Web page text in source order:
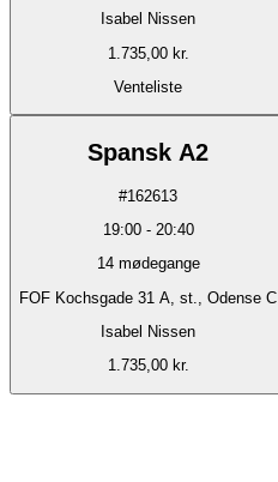
Isabel Nissen
1.735,00 kr.
Venteliste
Spansk A2
#162613
19:00- 20:40
14 mødegange
FOF Kochsgade 31 A, st., Odense C
Isabel Nissen
1.735,00 kr.